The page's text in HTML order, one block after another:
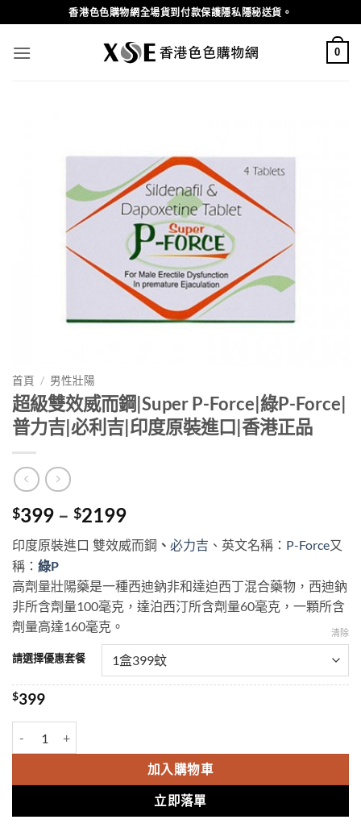
to
content
香港色色購物網全場貨到付款保護隱私隱秘送貨。
0
首頁 / 男性壯陽
超級雙效威而鋼|Super P-Force|綠P-Force|
普力吉|必利吉|印度原裝進口|香港正品
$399 – $2199Price
range:
$399
$2199
印度原裝進口 雙效威而鋼 、 必力吉 、 英文名稱： P-Force又
稱： 綠P
高劑量壯陽藥是一種西迪鈉非和達迫西丁混合藥物，西迪鈉
非所含劑量100毫克，達泊西汀所含劑量60毫克，一顆所含
劑量高達160毫克。
請選擇優惠套餐
清除
$399
加入購物車
立即落單